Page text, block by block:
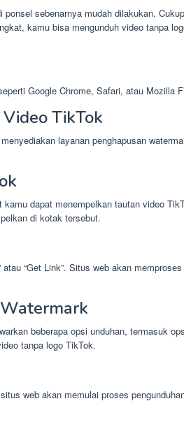
sebenarnya mudah dilakukan.
kamu bisa mengunduh video tanpa
Google Chrome, Safari, atau Mozilla
TikTok
layanan penghapusan
dapat menempelkan tautan video
di kotak tersebut.
“Get Link”. Situs web akan
beberapa opsi unduhan, termasuk
tanpa logo TikTok.
web akan memulai proses